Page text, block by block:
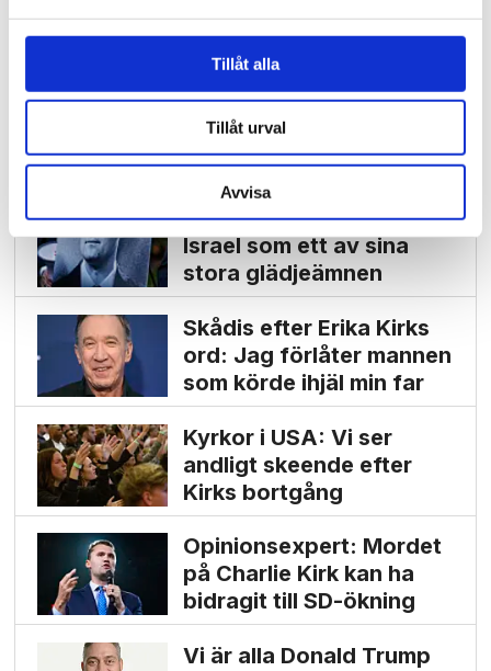
Tillåt alla
Tillåt urval
Avvisa
Netanyahu
mest under 2025 – både i
Sverige och globalt
Kirk skrev brev till
Netanyahu – framhöll
Israel som ett av sina
stora glädjeämnen
Skådis efter Erika Kirks
ord: Jag förlåter mannen
som körde ihjäl min far
Kyrkor i USA: Vi ser
andligt skeende efter
Kirks bortgång
Opinionsexpert: Mordet
på Charlie Kirk kan ha
bidragit till SD-ökning
Vi är alla Donald Trump